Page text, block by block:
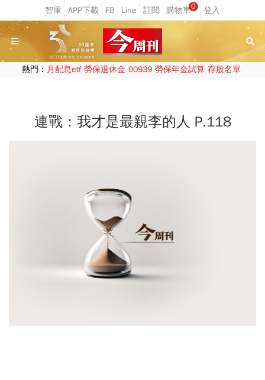
0
熱門： 月配息etf 勞保退休金 00939 勞保年金試算 存股名單
連戰：我才是最親李的人 P.118